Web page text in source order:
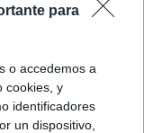
para
o accedemos a
cookies, y
identificadores
un dispositivo,